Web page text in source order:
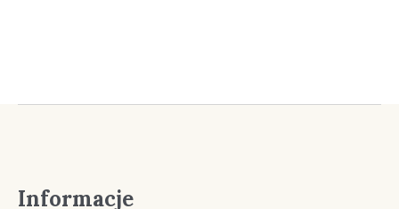
Informacje